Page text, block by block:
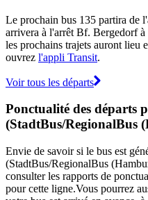
Le prochain bus 135 partira de
arrivera à l'arrêt Bf. Bergedorf
les prochains trajets auront lieu
ouvrez l'appli Transit.
Voir tous les départs
Ponctualité des départs
(StadtBus/RegionalBus
Envie de savoir si le bus est
(StadtBus/RegionalBus
consulter les rapports de
pour cette ligne.Vous pourrez